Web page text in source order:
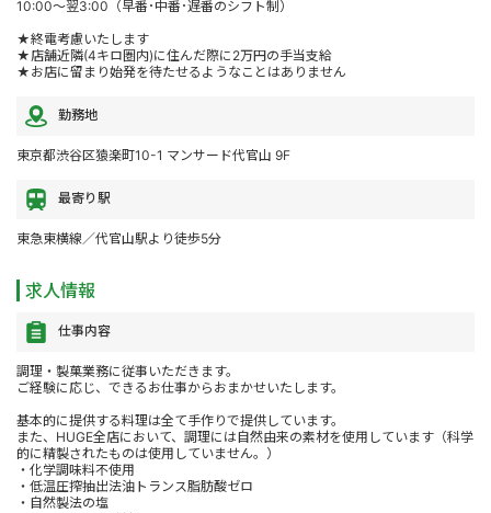
10:00～翌3:00（早番･中番･遅番のシフト制）
★終電考慮いたします
★店舗近隣(4キロ圏内)に住んだ際に2万円の手当支給
★お店に留まり始発を待たせるようなことはありません
勤務地
東京都渋谷区猿楽町10-1 マンサード代官山 9F
最寄り駅
東急東横線／代官山駅より徒歩5分
求人情報
仕事内容
調理・製菓業務に従事いただきます。
ご経験に応じ、できるお仕事からおまかせいたします。
基本的に提供する料理は全て手作りで提供しています。
また、HUGE全店において、調理には自然由来の素材を使用しています（科学
的に精製されたものは使用していません。）
・化学調味料不使用
・低温圧搾抽出法油トランス脂肪酸ゼロ
・自然製法の塩